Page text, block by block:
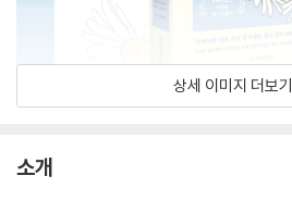
상세 이미지 더보기
소개